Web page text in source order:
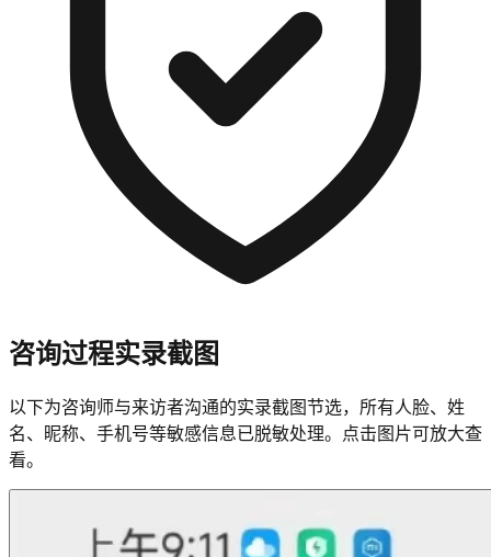
咨询过程实录截图
以下为咨询师与来访者沟通的实录截图节选，所有人脸、姓
名、昵称、手机号等敏感信息已脱敏处理。点击图片可放大查
看。